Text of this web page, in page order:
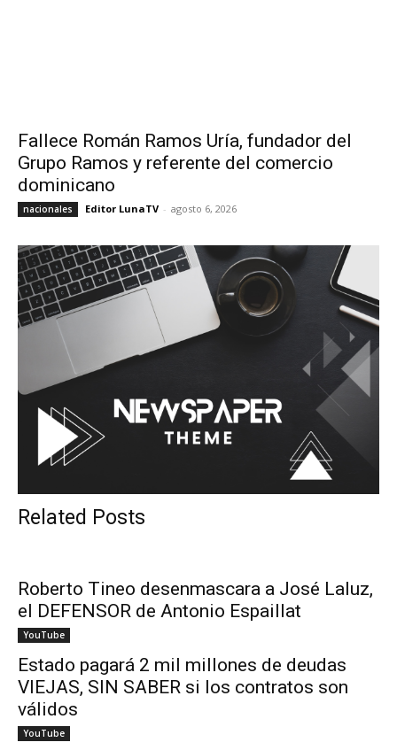
Fallece Román Ramos Uría, fundador del
Grupo Ramos y referente del comercio
dominicano
nacionales Editor LunaTV - agosto 6, 2026
Related Posts
Roberto Tineo desenmascara a José Laluz,
el DEFENSOR de Antonio Espaillat
YouTube
Estado pagará 2 mil millones de deudas
VIEJAS, SIN SABER si los contratos son
válidos
YouTube